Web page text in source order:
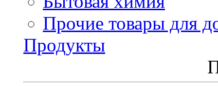
Прочие товары для
Продукты